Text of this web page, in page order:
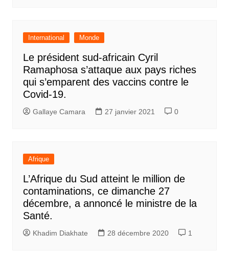
International Monde
Le président sud-africain Cyril
Ramaphosa s’attaque aux pays riches
qui s’emparent des vaccins contre le
Covid-19.
Gallaye Camara 27 janvier 2021 0
Afrique
L’Afrique du Sud atteint le million de
contaminations, ce dimanche 27
décembre, a annoncé le ministre de la
Santé.
Khadim Diakhate 28 décembre 2020 1